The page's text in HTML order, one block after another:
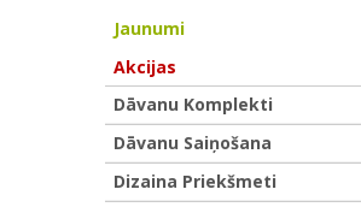
Jaunumi
Akcijas
Dāvanu Komplekti
Dāvanu Saiņošana
Dizaina Priekšmeti